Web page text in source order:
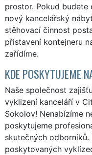
prostor. Pokud
nový kancelářský
stěhovací činnost
přistavení kontejneru
zařídíme.
KDE POSKYTUJEME
Naše společnost
vyklizení kanceláří v
Sokolov! Nenabízíme
poskytujeme
skutečných odborníků.
poskytovaných